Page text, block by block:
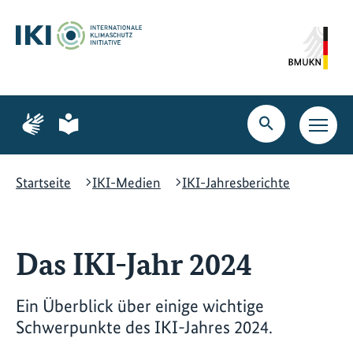
Hauptinhalt
springen
Suche
springen
Hauptnavigation
springen
Zur
Seite
Gebärdensprache
Zur
Seite
leichte
Suche
öffnen
Startseite
IKI-Medien IKI-Jahresberichte
Das IKI-Jahr 2024
Ein Überblick über einige wichtige
Schwerpunkte des IKI-Jahres 2024.